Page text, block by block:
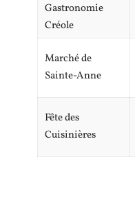
Gastronomie
Créole
Marché de
Sainte-Anne
Fête des
Cuisinières